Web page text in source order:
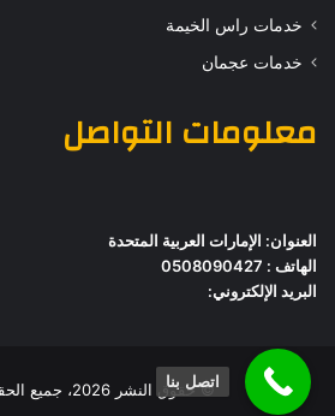
خدمات راس الخيمة
خدمات عجمان
معلومات التواصل
العنوان: الإمارات العربية المتحدة
الهاتف : 0508090427
البريد الإلكتروني:
© حقوق النشر 2026، جميع الحقوق محفوظة
اتصل بنا